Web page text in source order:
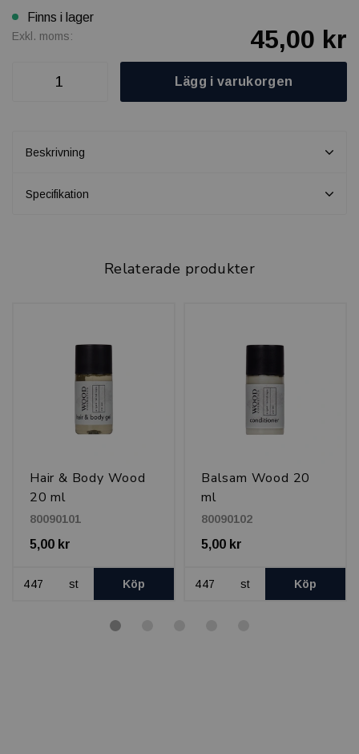
Finns i lager
Exkl. moms: 45,00 kr
Lägg i varukorgen
Beskrivning
Specifikation
Relaterade produkter
Hair & Body Wood
20 ml
80090101
5,00 kr
st Köp
Balsam Wood 20
ml
80090102
5,00 kr
st Köp